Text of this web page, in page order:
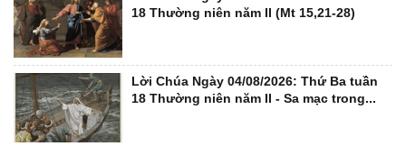
18 Thường niên năm II (Mt 15,21-28)
Lời Chúa Ngày 04/08/2026: Thứ Ba tuần
18 Thường niên năm II - Sa mạc trong...